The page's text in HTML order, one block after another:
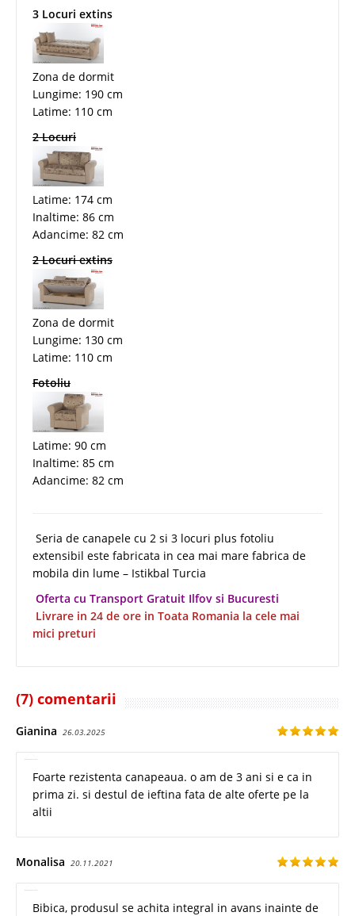
3 Locuri extins
Zona de dormit
Lungime: 190 cm
Latime: 110 cm
2 Locuri
Latime: 174 cm
Inaltime: 86 cm
Adancime: 82 cm
2 Locuri extins
Zona de dormit
Lungime: 130 cm
Latime: 110 cm
Fotoliu
Latime: 90 cm
Inaltime: 85 cm
Adancime: 82 cm
Seria de canapele cu 2 si 3 locuri plus fotoliu
extensibil este fabricata in cea mai mare fabrica de
mobila din lume – Istikbal Turcia
Oferta cu Transport Gratuit Ilfov si Bucuresti
Livrare in 24 de ore in Toata Romania la cele mai
mici preturi
(7) comentarii
Gianina 26.03.2025
Foarte rezistenta canapeaua. o am de 3 ani si e ca in
prima zi. si destul de ieftina fata de alte oferte pe la
altii
Monalisa 20.11.2021
Bibica, produsul se achita integral in avans inainte de